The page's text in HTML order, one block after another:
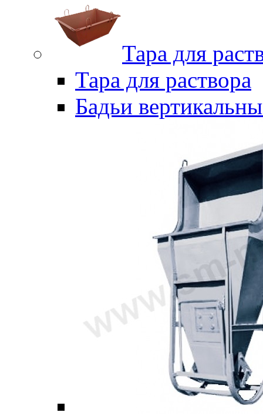
Тара для
Тара для раствора
Бадьи